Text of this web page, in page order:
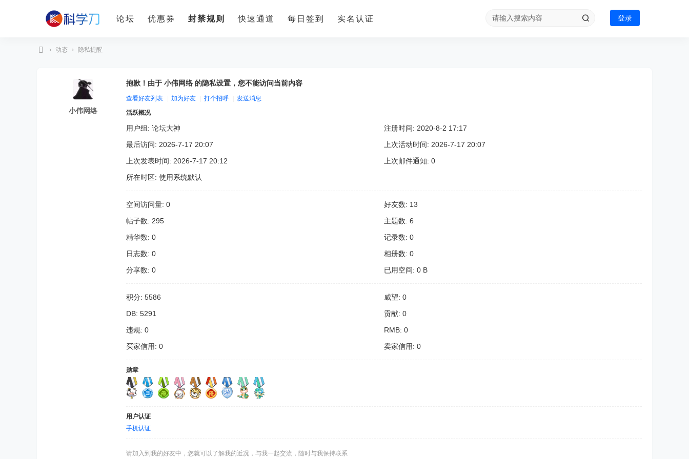
论坛 优惠券 封禁规则 快速通道 每日签到 实名认证 登录
› 动态 › 隐私提醒
小伟网络
抱歉！由于 小伟网络 的隐私设置，您不能访问当前内容
查看好友列表 加为好友 打个招呼
发送消息
活跃概况
用户组: 论坛大神
注册时间: 2020-8-2 17:17
最后访问: 2026-7-17 20:07
上次活动时间: 2026-7-17 20:07
上次发表时间: 2026-7-17 20:12
上次邮件通知: 0
所在时区: 使用系统默认
空间访问量: 0
好友数: 13
帖子数: 295
主题数: 6
精华数: 0
记录数: 0
日志数: 0
相册数: 0
分享数: 0
已用空间: 0 B
积分: 5586
威望: 0
DB: 5291
贡献: 0
违规: 0
RMB: 0
买家信用: 0
卖家信用: 0
勋章
用户认证
手机认证
请加入到我的好友中，您就可以了解我的近况，与我一起交流，随时与我保持联系